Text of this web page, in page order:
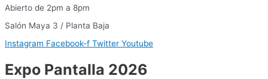
Abierto de 2pm a 8pm
Salón Maya 3 / Planta Baja
Instagram Facebook-f Twitter Youtube
Expo Pantalla 2026